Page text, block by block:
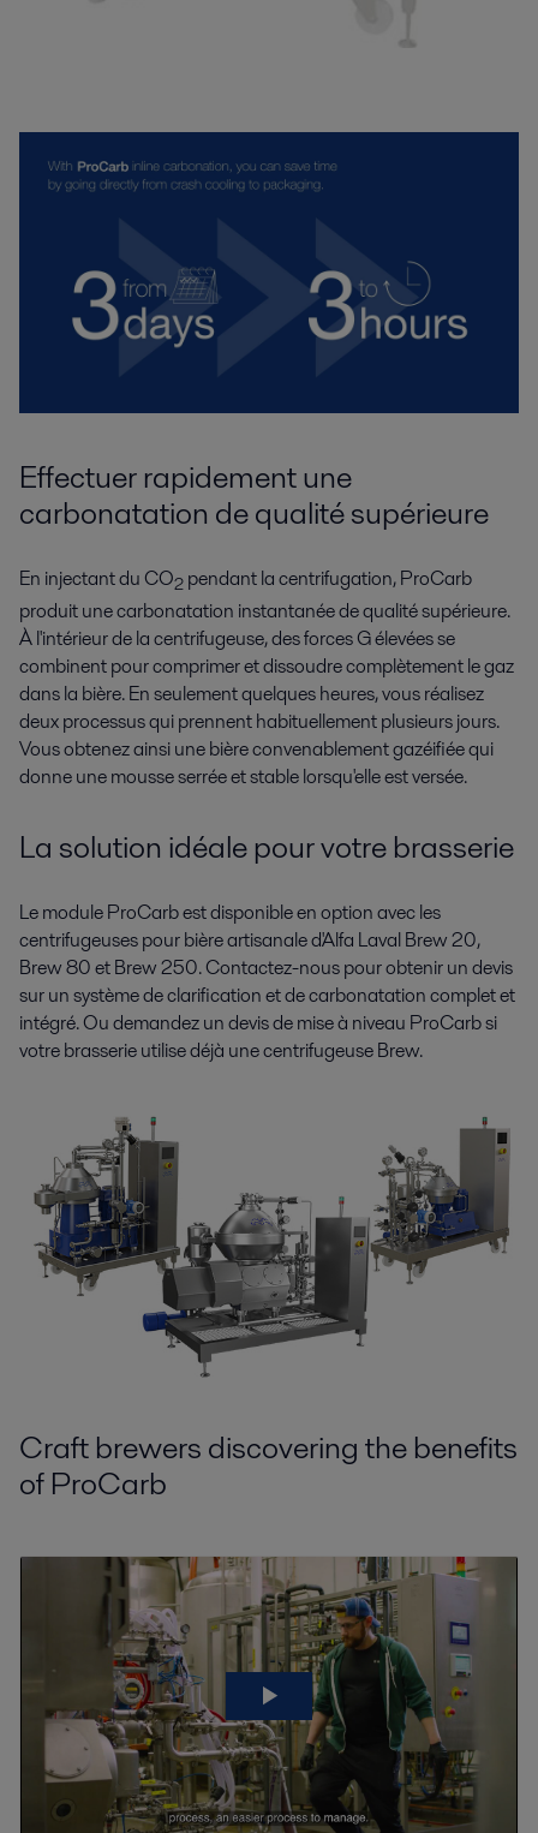
Effectuer rapidement une
carbonatation de qualité supérieure
En injectant du CO2 pendant la centrifugation, ProCarb
produit une carbonatation instantanée de qualité supérieure.
À l'intérieur de la centrifugeuse, des forces G élevées se
combinent pour comprimer et dissoudre complètement le gaz
dans la bière. En seulement quelques heures, vous réalisez
deux processus qui prennent habituellement plusieurs jours.
Vous obtenez ainsi une bière convenablement gazéifiée qui
donne une mousse serrée et stable lorsqu'elle est versée.
La solution idéale pour votre brasserie
Le module ProCarb est disponible en option avec les
centrifugeuses pour bière artisanale d'Alfa Laval Brew 20,
Brew 80 et Brew 250. Contactez-nous pour obtenir un devis
sur un système de clarification et de carbonatation complet et
intégré. Ou demandez un devis de mise à niveau ProCarb si
votre brasserie utilise déjà une centrifugeuse Brew.
Craft brewers discovering the benefits
of ProCarb